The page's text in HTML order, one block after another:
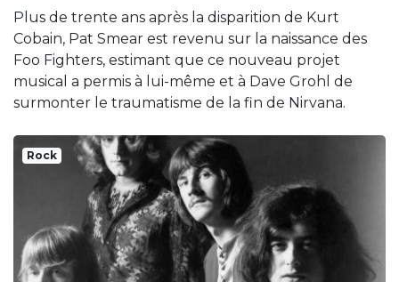
Plus de trente ans après la disparition de Kurt
Cobain, Pat Smear est revenu sur la naissance des
Foo Fighters, estimant que ce nouveau projet
musical a permis à lui-même et à Dave Grohl de
surmonter le traumatisme de la fin de Nirvana.
Rock